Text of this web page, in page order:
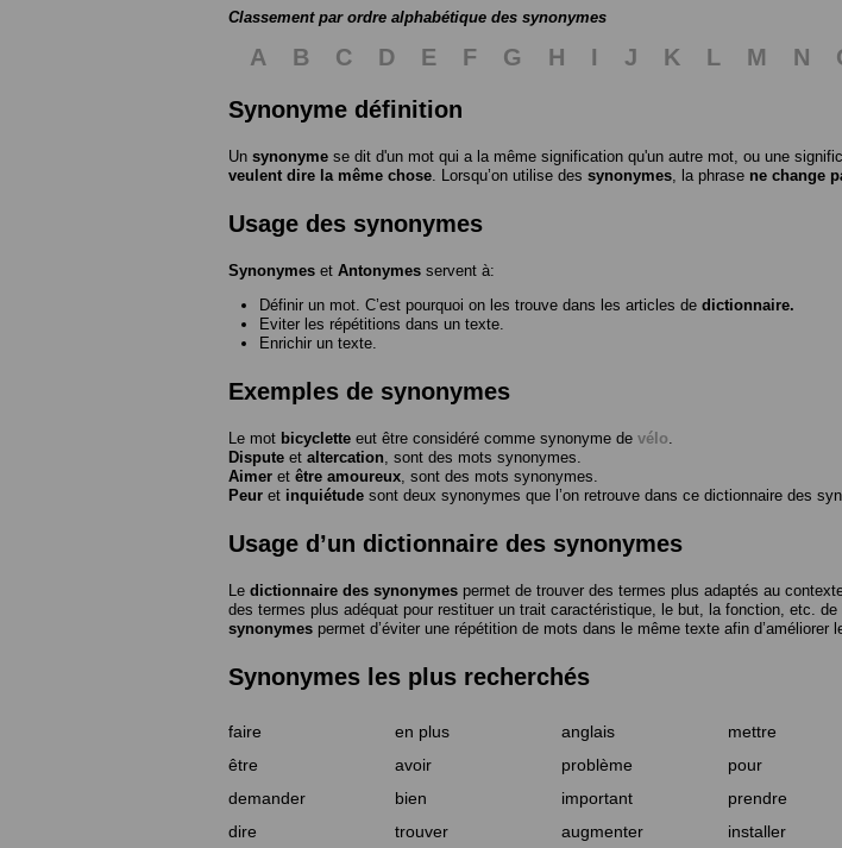
Classement par ordre alphabétique des synonymes
A B C D E F G H I J K L M N
Synonyme définition
Un synonyme se dit d'un mot qui a la même signification qu'un autre mot, ou une
veulent dire la même chose . Lorsqu’on utilise des synonymes , la phrase ne change
Usage des synonymes
Synonymes et Antonymes servent à:
Définir un mot. C’est pourquoi on les trouve dans les articles de dictionnaire.
Eviter les répétitions dans un texte.
Enrichir un texte.
Exemples de synonymes
Le mot bicyclette eut être considéré comme synonyme de vélo
Dispute et altercation , sont des mots synonymes.
Aimer et être amoureux , sont des mots synonymes.
Peur et inquiétude sont deux synonymes que l’on retrouve dans ce dictionnaire des
Usage d’un dictionnaire des synonymes
Le dictionnaire des synonymes permet de trouver des termes plus adaptés au
des termes plus adéquat pour restituer un trait caractéristique, le but, la fonction, etc.
synonymes permet d’éviter une répétition de mots dans le même texte afin d’améliorer
Synonymes les plus recherchés
faire en plus anglais mettre
être
avoir problème pour
demander
bien important prendre
dire
trouver augmenter installer